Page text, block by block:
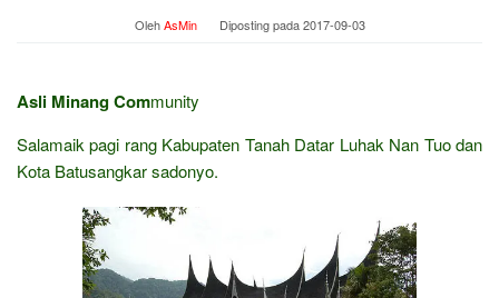
OlehAsMin Diposting pada2017-09-03
Asli Minang Community
Salamaik pagi rang Kabupaten Tanah Datar Luhak Nan Tuo dan
Kota Batusangkar sadonyo.